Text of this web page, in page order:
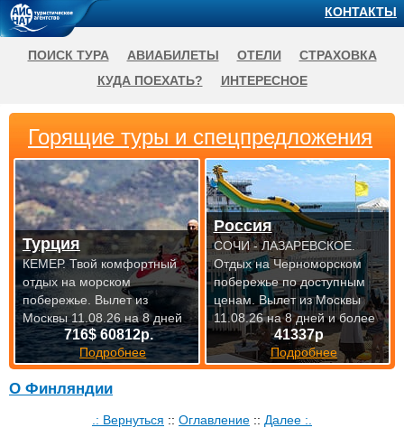
О Финляндии
.: Вернуться :: Оглавление :: Далее :.
Горящие туры и спецпредложения
716$ 60812р.
Подробнее
Турция
КЕМЕР. Твой комфортный
отдых на морском
побережье. Вылет из
Москвы 11.08.26 на 8 дней
41337р
Подробнее
Россия
СОЧИ - ЛАЗАРЕВСКОЕ.
Отдых на Черноморском
побережье по доступным
ценам. Вылет из Москвы
11.08.26 на 8 дней и более
КОНТАКТЫ
ПОИСК ТУРА АВИАБИЛЕТЫ ОТЕЛИ
СТРАХОВКА
КУДА ПОЕХАТЬ?
ИНТЕРЕСНОЕ